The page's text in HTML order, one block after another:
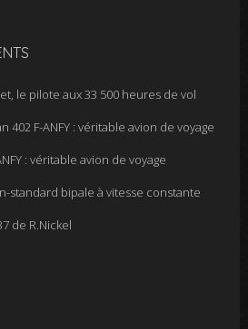
le pilote aux 33 500 heures de vol
402 F-ANFY : véritable avion de voyage
: véritable avion de voyage
standard bipale à vitesse constante
de R.Nickel